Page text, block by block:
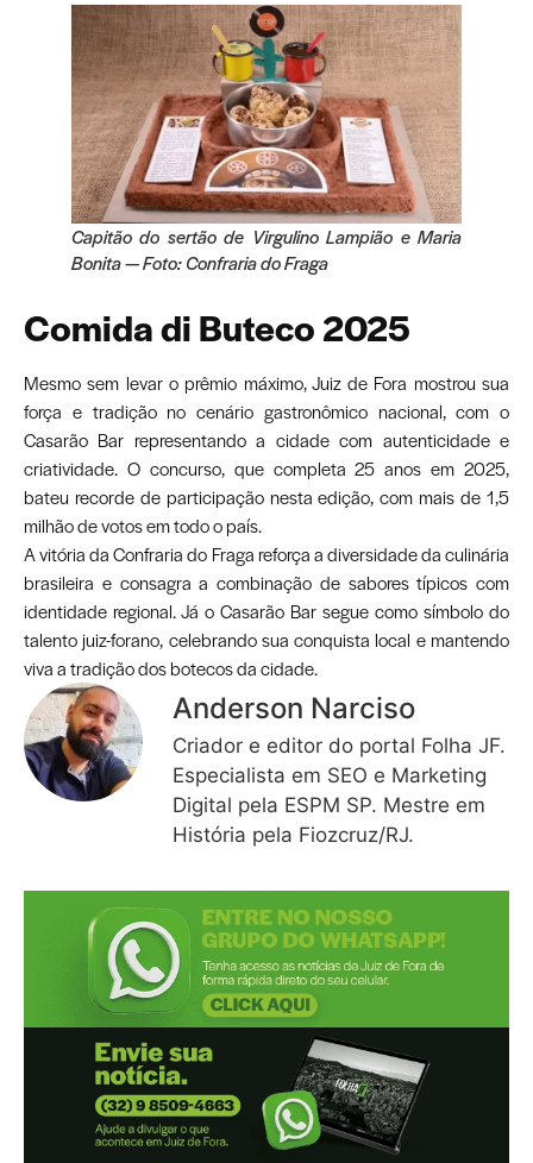
Capitão do sertão de Virgulino Lampião e Maria
Bonita — Foto: Confraria do Fraga
Comida di Buteco 2025
Mesmo sem levar o prêmio máximo, Juiz de Fora mostrou sua
força e tradição no cenário gastronômico nacional, com o
Casarão Bar representando a cidade com autenticidade e
criatividade. O concurso, que completa 25 anos em 2025,
bateu recorde de participação nesta edição, com mais de 1,5
milhão de votos em todo o país.
A vitória da Confraria do Fraga reforça a diversidade da culinária
brasileira e consagra a combinação de sabores típicos com
identidade regional. Já o Casarão Bar segue como símbolo do
talento juiz-forano, celebrando sua conquista local e mantendo
viva a tradição dos botecos da cidade.
Anderson Narciso
Criador e editor do portal Folha JF.
Especialista em SEO e Marketing
Digital pela ESPM SP. Mestre em
História pela Fiozcruz/RJ.